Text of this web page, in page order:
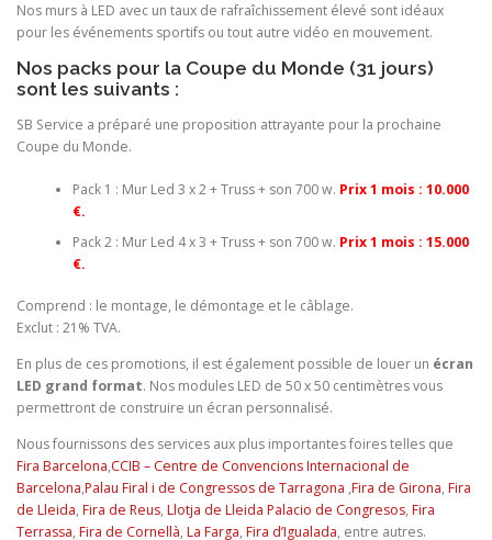
Nos murs à LED avec un taux de rafraîchissement élevé sont idéaux
pour les événements sportifs ou tout autre vidéo en mouvement.
Nos packs pour la Coupe du Monde (31 jours)
sont les suivants :
SB Service a préparé une proposition attrayante pour la prochaine
Coupe du Monde.
Pack 1 : Mur Led 3 x 2 + Truss + son 700 w. Prix 1 mois : 10.000
€.
Pack 2 : Mur Led 4 x 3 + Truss + son 700 w. Prix 1 mois : 15.000
€.
Comprend : le montage, le démontage et le câblage.
Exclut : 21% TVA.
En plus de ces promotions, il est également possible de louer un écran
LED grand format. Nos modules LED de 50 x 50 centimètres vous
permettront de construire un écran personnalisé.
Nous fournissons des services aux plus importantes foires telles que
Fira Barcelona,CCIB – Centre de Convencions Internacional de
Barcelona,Palau Firal i de Congressos de Tarragona ,Fira de Girona, Fira
de Lleida, Fira de Reus, Llotja de Lleida Palacio de Congresos, Fira
Terrassa, Fira de Cornellà, La Farga, Fira d’Igualada, entre autres.